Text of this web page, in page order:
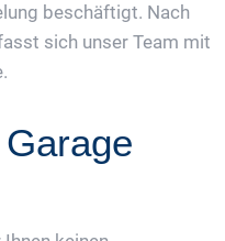
beschäftigt. Nach
sich unser Team mit